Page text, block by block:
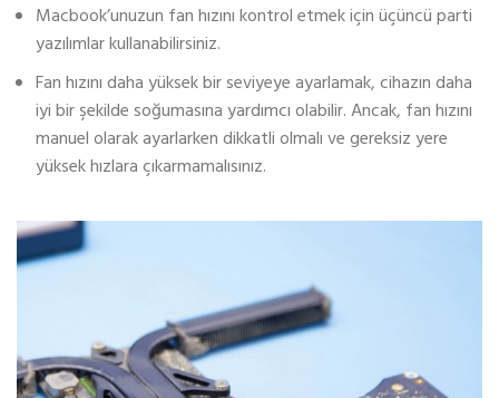
Macbook’unuzun fan hızını kontrol etmek için üçüncü parti
yazılımlar kullanabilirsiniz.
Fan hızını daha yüksek bir seviyeye ayarlamak, cihazın daha
iyi bir şekilde soğumasına yardımcı olabilir. Ancak, fan hızını
manuel olarak ayarlarken dikkatli olmalı ve gereksiz yere
yüksek hızlara çıkarmamalısınız.